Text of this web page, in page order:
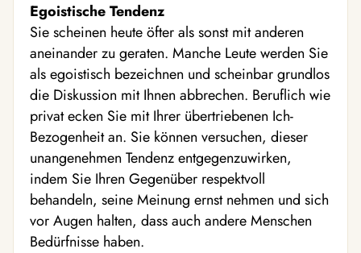
Egoistische Tendenz
Sie scheinen heute öfter als sonst mit anderen
aneinander zu geraten. Manche Leute werden Sie
als egoistisch bezeichnen und scheinbar grundlos
die Diskussion mit Ihnen abbrechen. Beruflich wie
privat ecken Sie mit Ihrer übertriebenen Ich-
Bezogenheit an. Sie können versuchen, dieser
unangenehmen Tendenz entgegenzuwirken,
indem Sie Ihren Gegenüber respektvoll
behandeln, seine Meinung ernst nehmen und sich
vor Augen halten, dass auch andere Menschen
Bedürfnisse haben.